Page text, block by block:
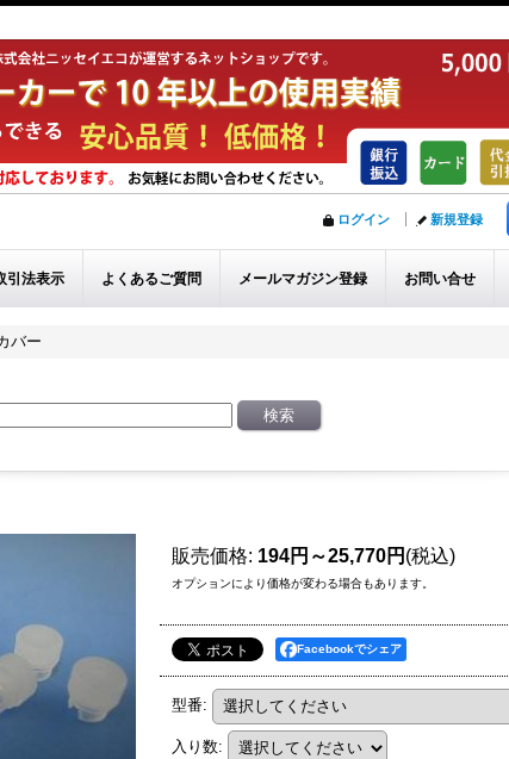
ログイン 新規登録
引法表示 よくあるご質問 メールマガジン登録 お問い合せ
バー
販売価格: 194円～25,770円 (税込)
オプションにより価格が変わる場合もあります。
Facebookでシェア
型番:
入り数: